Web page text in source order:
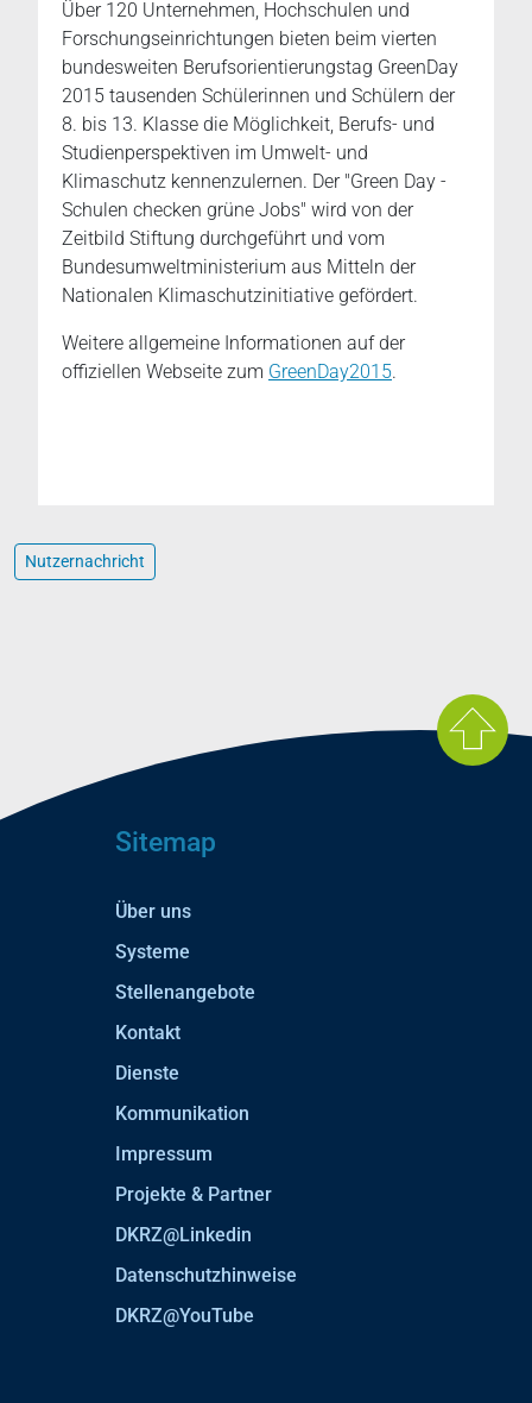
Über 120 Unternehmen, Hochschulen und
Forschungseinrichtungen bieten beim vierten
bundesweiten Berufsorientierungstag GreenDay
2015 tausenden Schülerinnen und Schülern der
8. bis 13. Klasse die Möglichkeit, Berufs- und
Studienperspektiven im Umwelt- und
Klimaschutz kennenzulernen. Der "Green Day -
Schulen checken grüne Jobs" wird von der
Zeitbild Stiftung durchgeführt und vom
Bundesumweltministerium aus Mitteln der
Nationalen Klimaschutzinitiative gefördert.
Weitere allgemeine Informationen auf der
offiziellen Webseite zum GreenDay2015.
Nutzernachricht
Sitemap
Über uns
Systeme
Stellenangebote
Kontakt
Dienste
Kommunikation
Impressum
Projekte & Partner
DKRZ@Linkedin
Datenschutzhinweise
DKRZ@YouTube